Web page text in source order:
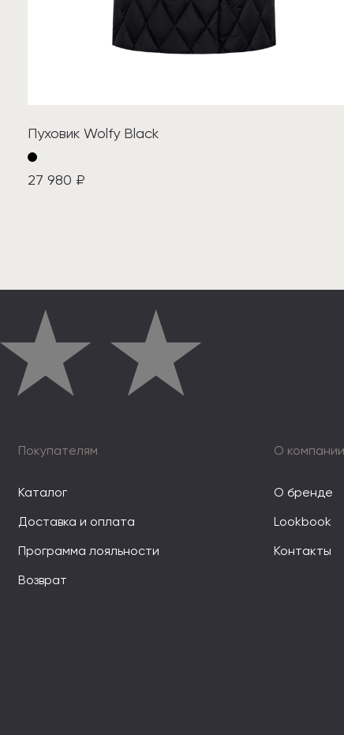
Пуховик Wolfy Black
27 980 ₽
★★
Покупателям
Каталог
Доставка и оплата
Программа лояльности
Возврат
О компании
О бренде
Lookbook
Контакты